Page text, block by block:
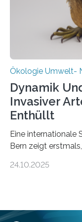
in den
Thünen-Instituts
Ökologie Umwelt-
Dynamik
Invasiver
Enthüllt
Eine internationale
Bern zeigt
Einige
des
24.10.2025